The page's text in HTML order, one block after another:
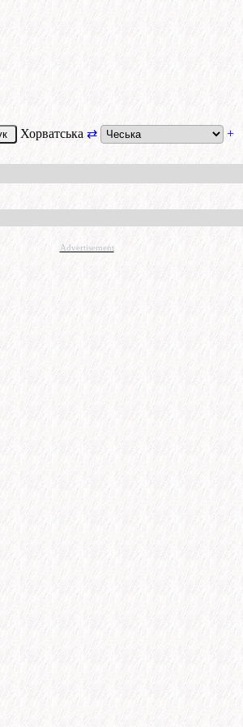
Хорватська ⇄ +
Advertisement